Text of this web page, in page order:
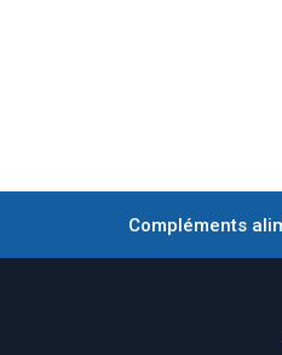
Compléments